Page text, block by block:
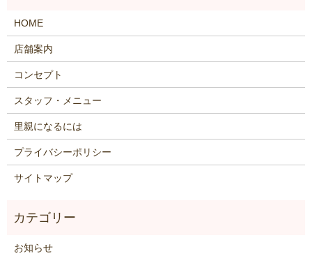
HOME
店舗案内
コンセプト
スタッフ・メニュー
里親になるには
プライバシーポリシー
サイトマップ
お知らせ